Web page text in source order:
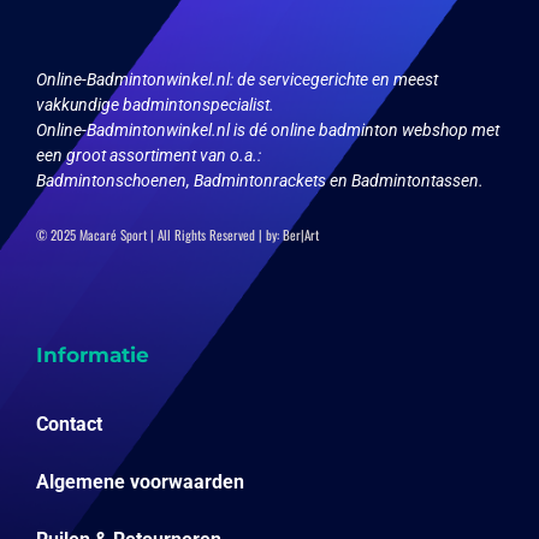
productpagina
productpagina
Online-Badmintonwinkel.nl:de servicegerichte en meest
vakkundige badmintonspecialist.
Online-Badmintonwinkel.nl is dé online badminton webshop met
een groot assortiment van o.a.:
Badmintonschoenen, Badmintonrackets en Badmintontassen.
© 2025 Macaré Sport | All Rights Reserved | by:Ber|Art
Informatie
Contact
Algemene voorwaarden